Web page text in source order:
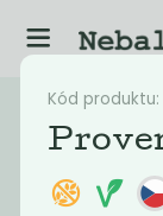
Katalog
Filtrovat
Kód produktu: